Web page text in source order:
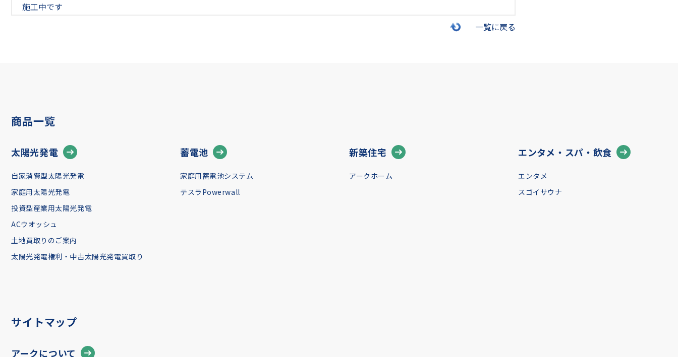
施工中です
一覧に戻る
商品一覧
太陽光発電
自家消費型太陽光発電
家庭用太陽光発電
投資型産業用太陽光発電
ACウオッシュ
土地買取りのご案内
太陽光発電権利・中古太陽光発電買取り
蓄電池
家庭用蓄電池システム
テスラPowerwall
新築住宅
アークホーム
エンタメ・スパ・飲食
エンタメ
スゴイサウナ
サイトマップ
アークについて